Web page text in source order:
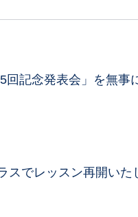
記念発表会」を無事
スでレッスン再開いた